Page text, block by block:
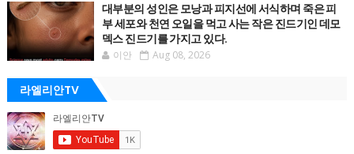
대부분의 성인은 모낭과 피지선에 서식하며 죽은 피
부 세포와 천연 오일을 먹고 사는 작은 진드기인 데모
덱스 진드기를 가지고 있다.
이안 Aug 08, 2026
라엘리안TV